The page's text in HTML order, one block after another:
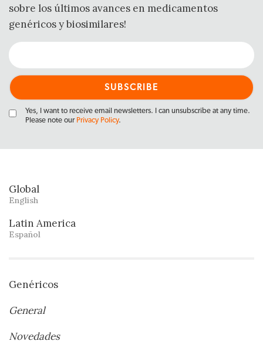
sobre los últimos avances en medicamentos
genéricos y biosimilares!
Yes, I want to receive email newsletters. I can unsubscribe at any time.
Please note our Privacy Policy.
Global
English
Latin America
Español
Genéricos
General
Novedades